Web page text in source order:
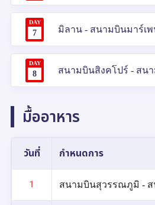
DAY
7 มิลาน - สนามบินมาร์เ
DAY
8 สนามบินสิงคโปร์ - สน
มื้ออาหาร
วันที่ กำหนดการ
1 สนามบินสุวรรณภูมิ -